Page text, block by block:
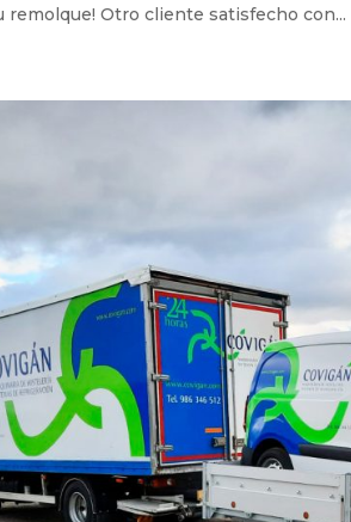
remolque! Otro cliente satisfecho con...